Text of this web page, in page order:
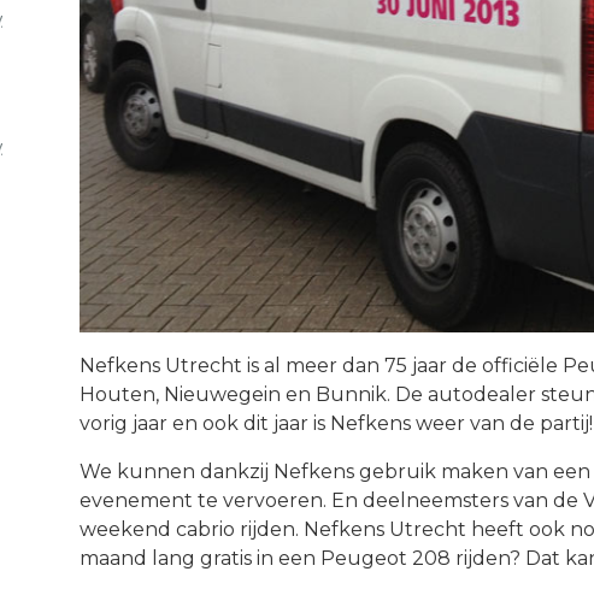
Nefkens Utrecht is al meer dan 75 jaar de officiële
Houten, Nieuwegein en Bunnik. De autodealer
vorig jaar en ook dit jaar is Nefkens weer van de partij!
We kunnen dankzij Nefkens gebruik maken van
evenement te vervoeren. En deelneemsters van de
weekend cabrio rijden. Nefkens Utrecht heeft ook
maand lang gratis in een Peugeot 208 rijden? Dat